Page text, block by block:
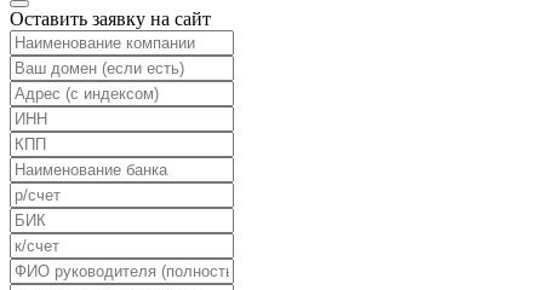
Оставить заявку на сайт